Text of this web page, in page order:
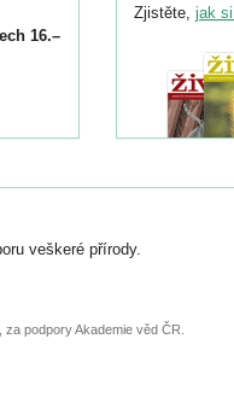
16.–
Zjistěte, jak
veškeré přírody.
podpory Akademie věd ČR.